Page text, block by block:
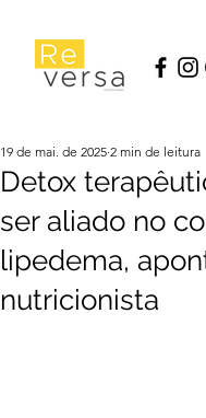
Detox
ser aliado no
lipedema,
nutricionista
19 de mai. de 2025 2 min de leitura